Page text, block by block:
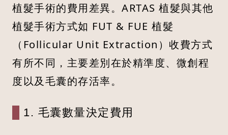
植髮手術的費用差異。ARTAS 植髮與其他
植髮手術方式如 FUT & FUE 植髮
（Follicular Unit Extraction）收費方式
有所不同，主要差別在於精準度、微創程
度以及毛囊的存活率。
1. 毛囊數量決定費用